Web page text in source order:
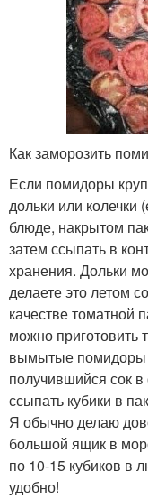
Как заморозить
Если помидоры
дольки или колечки
блюде, накрытом
затем ссыпать в
хранения. Дольки
делаете это летом
качестве томатной
можно приготовить
вымытые помидоры
получившийся сок
ссыпать кубики в
Я обычно делаю
большой ящик в
по 10-15 кубиков в
удобно!